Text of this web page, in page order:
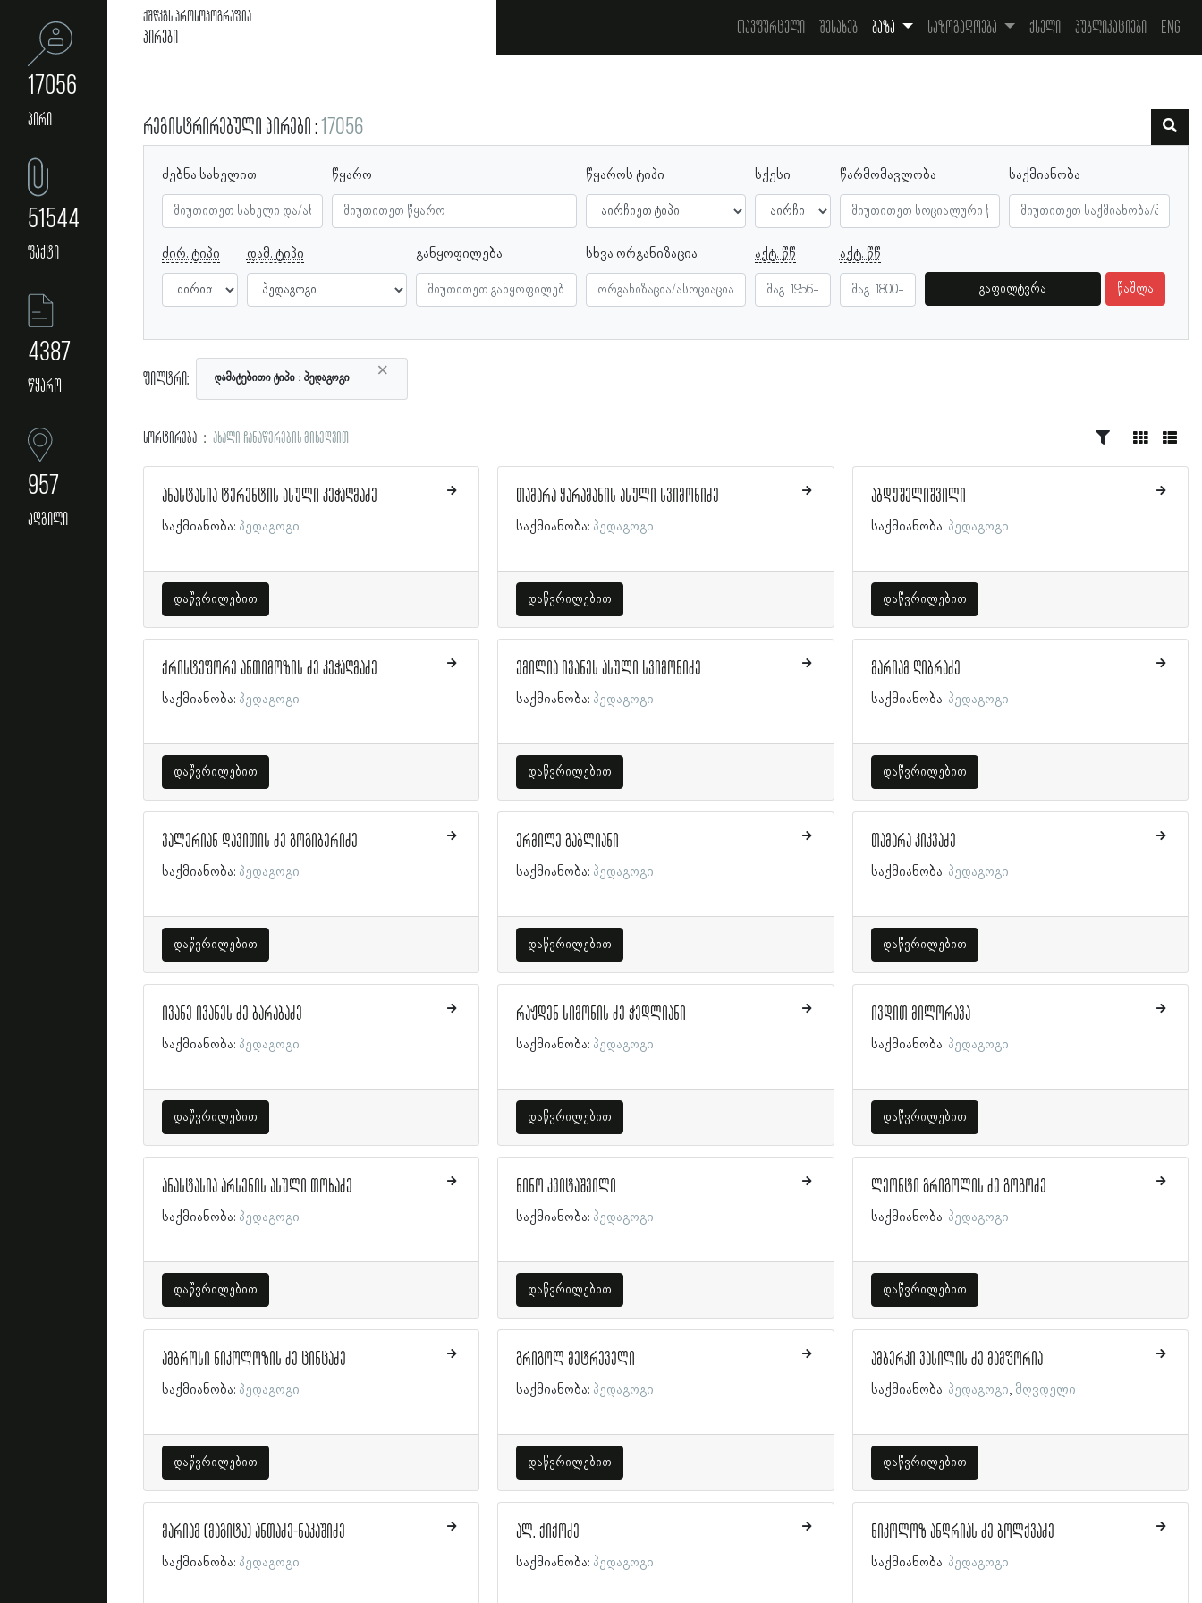
17056
პირი
51544
ფაქტი
4387
წყარო
957
ადგილი
ქშწკგს პროსოპოგრაფია
პირები თავფურცელი შესახებ ბაზა საზოგადოება ქსელი პუბლიკაციები Eng
რეგისტრირებული პირები 17056
ძებნა სახელით წყარო წყაროს ტიპი სქესი წარმომავლობა საქმიანობა
ძირ. ტიპი დამ. ტიპი განყოფილება სხვა ორგანიზაცია აქტ. წწ აქტ. წწ
გაფილტვრა წაშლა
ფილტრი: ×
დამატებითი ტიპი პედაგოგი
სორტირება ახალი ჩანაწერების მიხედვით
ანასტასია ტერენტის ასული კეჭაღმაძე
საქმიანობა: პედაგოგი
დაწვრილებით
ქრისტეფორე ანთიმოზის ძე კეჭაღმაძე
საქმიანობა: პედაგოგი
დაწვრილებით
ვალერიან დავითის ძე გოგიბერიძე
საქმიანობა: პედაგოგი
დაწვრილებით
ივანე ივანეს ძე ბარაბაძე
საქმიანობა: პედაგოგი
დაწვრილებით
ანასტასია არსენის ასული თოხაძე
საქმიანობა: პედაგოგი
დაწვრილებით
ამბროსი ნიკოლოზის ძე ცინცაძე
საქმიანობა: პედაგოგი
დაწვრილებით
მარიამ (მაგიტა) ანთაძე-ნაკაშიძე
საქმიანობა: პედაგოგი
თამარა ყარამანის ასული სვიმონიძე
საქმიანობა: პედაგოგი
დაწვრილებით
ემილია ივანეს ასული სვიმონიძე
საქმიანობა: პედაგოგი
დაწვრილებით
ერმილე გაბლიანი
საქმიანობა: პედაგოგი
დაწვრილებით
რაჟდენ სიმონის ძე ჭედლიანი
საქმიანობა: პედაგოგი
დაწვრილებით
ნინო კვიტაშვილი
საქმიანობა: პედაგოგი
დაწვრილებით
გრიგოლ მეტრეველი
საქმიანობა: პედაგოგი
დაწვრილებით
ალ. ქიქოძე
საქმიანობა: პედაგოგი
აბდუშელიშვილი
საქმიანობა: პედაგოგი
დაწვრილებით
მარიამ ღიბრაძე
საქმიანობა: პედაგოგი
დაწვრილებით
თამარა კიკვაძე
საქმიანობა: პედაგოგი
დაწვრილებით
ივდით მილორავა
საქმიანობა: პედაგოგი
დაწვრილებით
ლეონტი გრიგოლის ძე გოგოძე
საქმიანობა: პედაგოგი
დაწვრილებით
ამბერკი ვასილის ძე მამფორია
საქმიანობა: პედაგოგი მღვდელი
დაწვრილებით
ნიკოლოზ ანდრიას ძე ბოლქვაძე
საქმიანობა: პედაგოგი